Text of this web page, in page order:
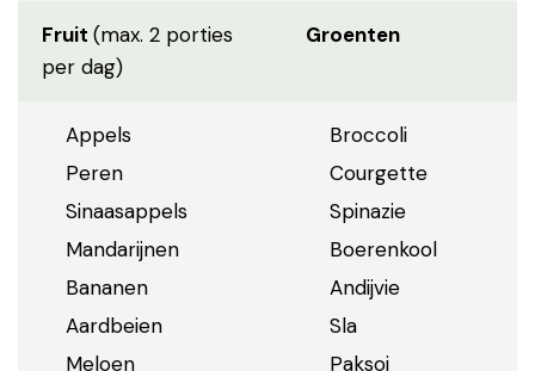
Fruit (max. 2 porties
per dag)
Groenten
Appels
Peren
Sinaasappels
Mandarijnen
Bananen
Aardbeien
Meloen
Broccoli
Courgette
Spinazie
Boerenkool
Andijvie
Sla
Paksoi